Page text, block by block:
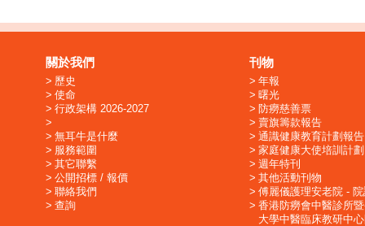
關於我們
歷史
使命
行政架構 2026-2027
無耳牛是什麼
服務範圍
其它聯繫
公開招標 / 報價
聯絡我們
查詢
刊物
年報
曙光
防癆慈善票
賣旗籌款報告
通識健康教育計劃報告
家庭健康大使培訓計劃
週年特刊
其他活動刊物
傅麗儀護理安老院 -
香港防癆會中醫診所
大學中醫臨床教研中